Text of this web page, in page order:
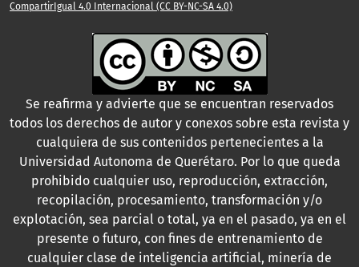
CompartirIgual 4.0 Internacional (CC BY-NC-SA 4.0)
Se reafirma y advierte que se encuentran reservados
todos los derechos de autor y conexos sobre esta revista y
cualquiera de sus contenidos pertenecientes a la
Universidad Autonoma de Querétaro. Por lo que queda
prohibido cualquier uso, reproducción, extracción,
recopilación, procesamiento, transformación y/o
explotación, sea parcial o total, ya en el pasado, ya en el
presente o futuro, con fines de entrenamiento de
cualquier clase de inteligencia artificial, minería de